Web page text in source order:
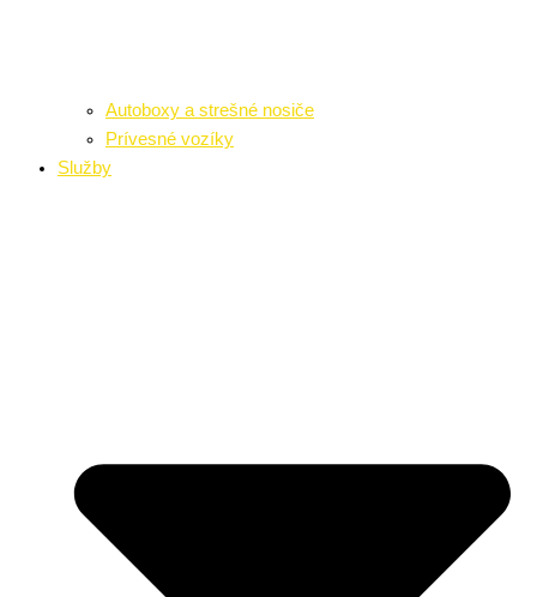
Autoboxy a strešné nosiče
Prívesné vozíky
Služby